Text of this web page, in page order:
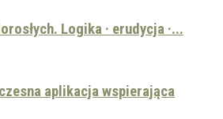
Logika · erudycja ·...
aplikacja wspierająca